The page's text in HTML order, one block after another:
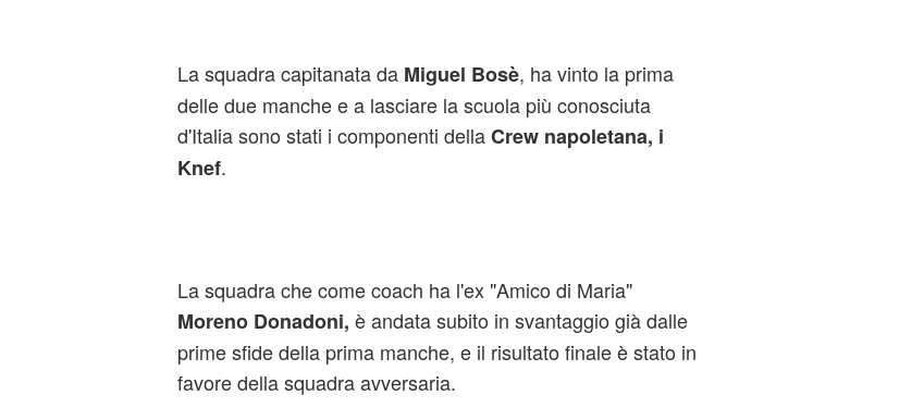
La squadra capitanata da Miguel Bosè, ha vinto la prima
delle due manche e a lasciare la scuola più conosciuta
d'Italia sono stati i componenti dellaCrew napoletana, i
Knef.
La squadra che come coach ha l'ex "Amico di Maria"
Moreno Donadoni, è andata subito in svantaggio già dalle
prime sfide della prima manche, e il risultato finale è stato in
favore della squadra avversaria.